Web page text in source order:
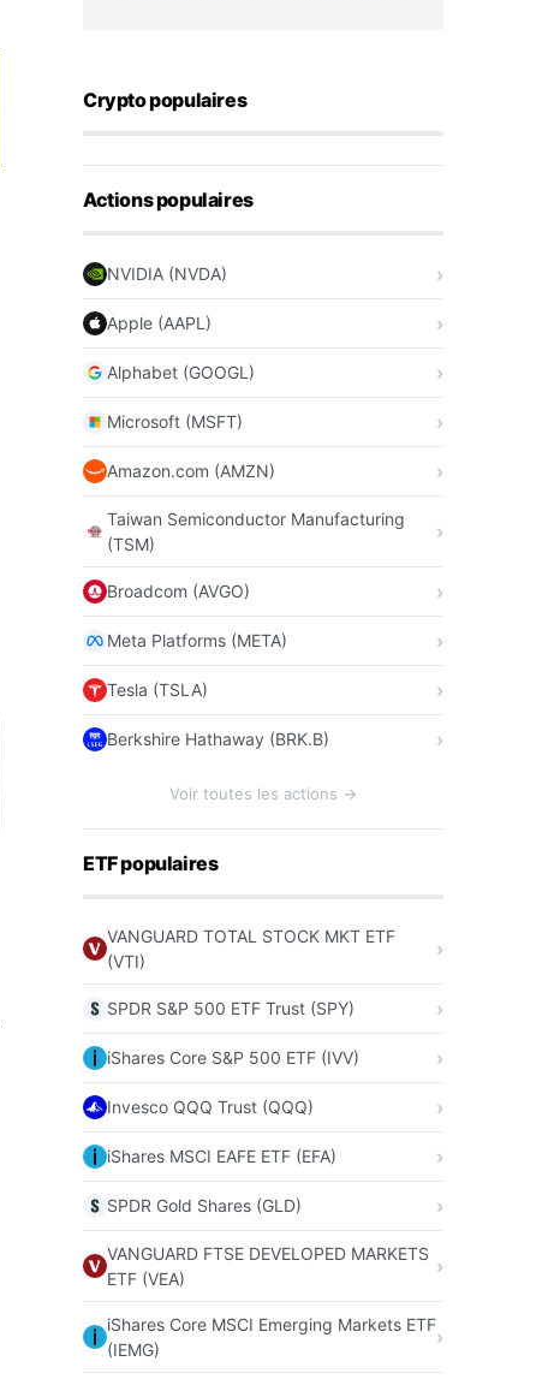
Crypto populaires
Actions populaires
NVIDIA (NVDA)
Apple (AAPL)
Alphabet (GOOGL)
Microsoft (MSFT)
Amazon.com (AMZN)
Taiwan Semiconductor Manufacturing
(TSM)
Broadcom (AVGO)
Meta Platforms (META)
Tesla (TSLA)
Berkshire Hathaway (BRK.B)
Voir toutes les actions →
ETF populaires
VANGUARD TOTAL STOCK MKT ETF
(VTI)
SPDR S&P 500 ETF Trust (SPY)
iShares Core S&P 500 ETF (IVV)
Invesco QQQ Trust (QQQ)
iShares MSCI EAFE ETF (EFA)
SPDR Gold Shares (GLD)
VANGUARD FTSE DEVELOPED MARKETS
ETF (VEA)
iShares Core MSCI Emerging Markets ETF
(IEMG)